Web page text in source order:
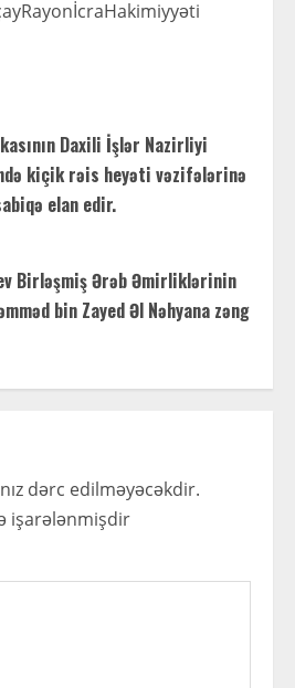
Daxili İşlər Nazirliyi
kiçik rəis heyəti vəzifələrinə
elan edir.
Birləşmiş Ərəb Əmirliklərinin
bin Zayed Əl Nəhyana zəng
dərc edilməyəcəkdir.
işarələnmişdir